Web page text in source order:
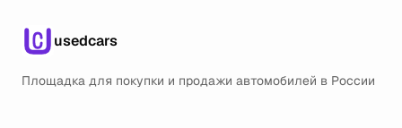
usedcars
Площадка для покупки и продажи автомобилей в России